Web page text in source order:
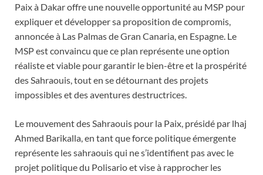
Paix à Dakar offre une nouvelle opportunité au MSP pour
expliquer et développer sa proposition de compromis,
annoncée à Las Palmas de Gran Canaria, en Espagne. Le
MSP est convaincu que ce plan représente une option
réaliste et viable pour garantir le bien-être et la prospérité
des Sahraouis, tout en se détournant des projets
impossibles et des aventures destructrices.
Le mouvement des Sahraouis pour la Paix, présidé par lhaj
Ahmed Barikalla, en tant que force politique émergente
représente les sahraouis qui ne s’identifient pas avec le
projet politique du Polisario et vise à rapprocher les